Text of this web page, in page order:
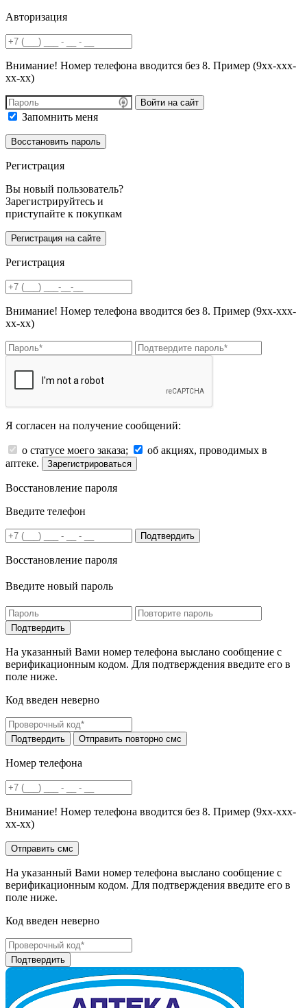
Авторизация
Внимание! Номер телефона вводится без 8. Пример (9хх-ххх-
хх-хх)
Войти на сайт
Запомнить меня
Регистрация
Вы новый пользователь?
Зарегистрируйтесь и
приступайте к покупкам
Регистрация
Внимание! Номер телефона вводится без 8. Пример (9хх-ххх-
хх-хх)
Я согласен на получение сообщений:
о статусе моего заказа;
об акциях, проводимых в
аптеке.
Зарегистрироваться
Восстановление пароля
Введите телефон
Подтвердить
Восстановление пароля
Введите новый пароль
На указанный Вами номер телефона выслано сообщение с
верификационным кодом. Для подтверждения введите его в
поле ниже.
Код введен неверно
Номер телефона
Внимание! Номер телефона вводится без 8. Пример (9хх-ххх-
хх-хх)
На указанный Вами номер телефона выслано сообщение с
верификационным кодом. Для подтверждения введите его в
поле ниже.
Код введен неверно